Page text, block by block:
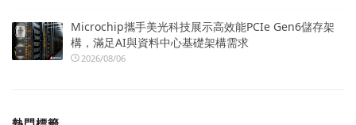
Microchip攜手美光科技展示高效能PCIe Gen6儲存架
構，滿足AI與資料中心基礎架構需求
2026/08/06